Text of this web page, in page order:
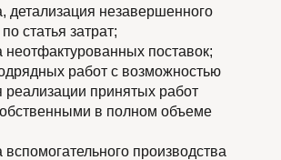
детализация незавершенного
статья затрат;
неотфактурованных поставок;
работ с возможностью
реализации принятых работ
в полном объеме
вспомогательного производства